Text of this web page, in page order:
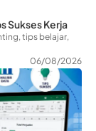
Sukses Kerja
tips belajar,
06/08/2026